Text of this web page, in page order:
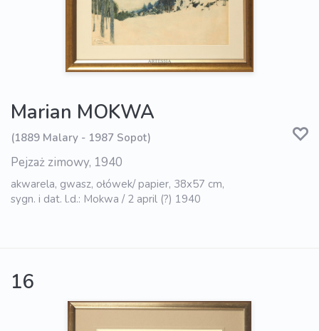
Marian MOKWA
(1889 Malary - 1987 Sopot)
Pejzaż zimowy, 1940
akwarela, gwasz, ołówek/ papier, 38x57 cm,
sygn. i dat. l.d.: Mokwa / 2 april (?) 1940
16